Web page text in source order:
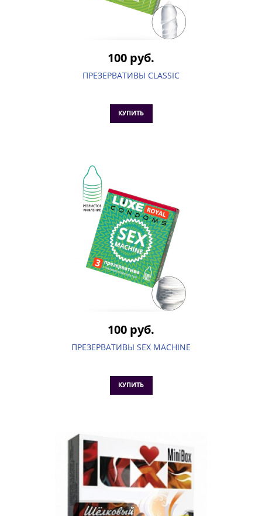
100 руб.
ПРЕЗЕРВАТИВЫ CLASSIC
КУПИТЬ
100 руб.
ПРЕЗЕРВАТИВЫ SEX MACHINE
КУПИТЬ